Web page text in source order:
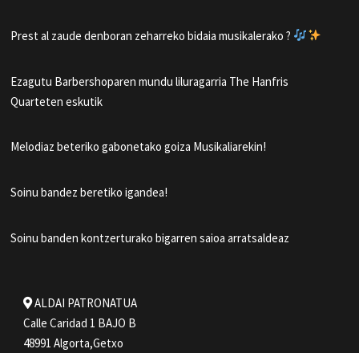
Prest al zaude denboran zeharreko bidaia musikalerako ?
Ezagutu Barbershoparen mundu liluragarria The Hanfris
Quarteten eskutik
Melodiaz beteriko gabonetako goiza Musikaliarekin!
Soinu bandez beretiko igandea!
Soinu banden kontzerturako bigarren saioa arratsaldeaz
ALDAI PATRONATUA
Calle Caridad 1 BAJO B
48991 Algorta,Getxo